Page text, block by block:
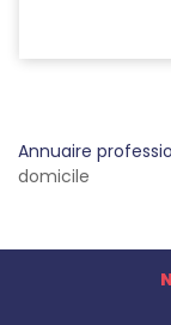
Annuaire
domicile